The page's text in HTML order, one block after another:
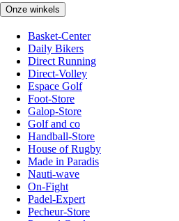
Onze winkels
Basket-Center
Daily Bikers
Direct Running
Direct-Volley
Espace Golf
Foot-Store
Galop-Store
Golf and co
Handball-Store
House of Rugby
Made in Paradis
Nauti-wave
On-Fight
Padel-Expert
Pecheur-Store